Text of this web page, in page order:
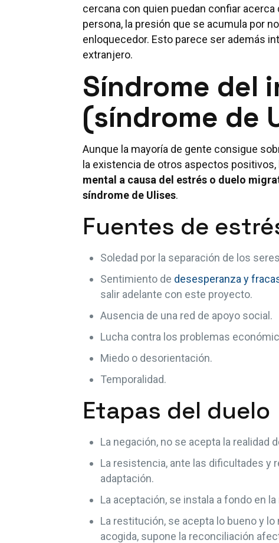
cercana con quien puedan confiar
persona, la presión que se acumula por
enloquecedor. Esto parece ser además
extranjero.
Síndrome del
(síndrome de
Aunque la mayoría de gente consigue
la existencia de otros aspectos positivos,
mental a causa del estrés o duelo
síndrome de Ulises.
Fuentes de
Soledad por la separación de los
Sentimiento de desesperanza y
salir adelante con este proyecto.
Ausencia de una red de apoyo social.
Lucha contra los problemas
Miedo o desorientación.
Temporalidad.
Etapas del duelo
La negación, no se acepta la realidad
La resistencia, ante las dificultades y
adaptación.
La aceptación, se instala a fondo en
La restitución, se acepta lo bueno y
acogida, supone la reconciliación